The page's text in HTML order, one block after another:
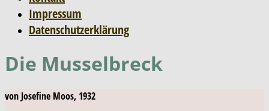
Impressum
Datenschutzerklärung
Die Musselbreck
von Josefine Moos, 1932